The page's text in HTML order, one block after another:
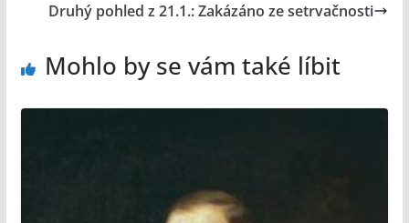
Druhý pohled z 21.1.: Zakázáno ze setrvačnosti
Mohlo by se vám také líbit